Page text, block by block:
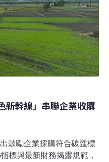
從事這個行業，至少我可
做的。」沒想到，這個選
點。食品加工讓他理解微
明白食物在
新幹線」串聯企業收購
鼓勵企業採購符合碳匯標
標與最新財務揭露規範，